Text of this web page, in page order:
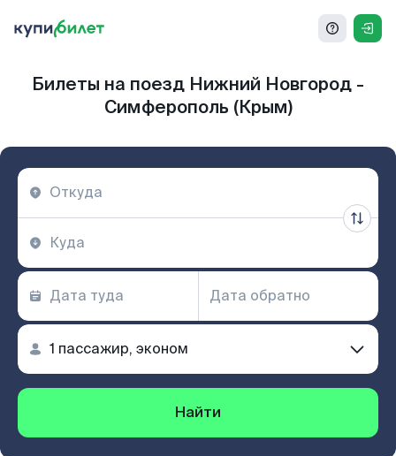
Билеты на поезд Нижний Новгород -
Симферополь (Крым)
Найти